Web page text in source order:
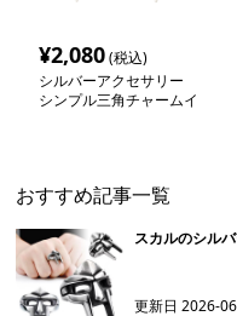
¥2,080(税込)
シルバーアクセサリー
シンプル三角チャームイ
おすすめ記事一覧
スカルのシル
更新日2026-